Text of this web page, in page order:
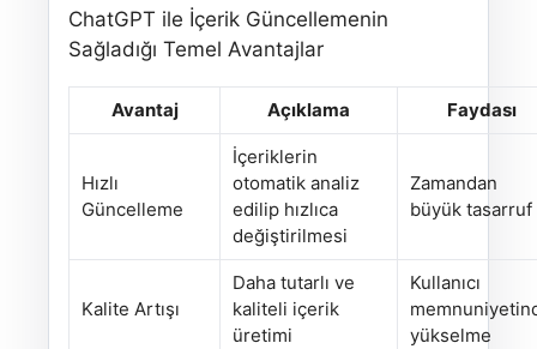
ChatGPT ile İçerik Güncellemenin
Sağladığı Temel Avantajlar
Avantaj Açıklama Faydası
Hızlı
Güncelleme
İçeriklerin
otomatik analiz
edilip hızlıca
değiştirilmesi
Zamandan
büyük tasarruf
Kalite Artışı
Daha tutarlı ve
kaliteli içerik
üretimi
Kullanıcı
yükselme